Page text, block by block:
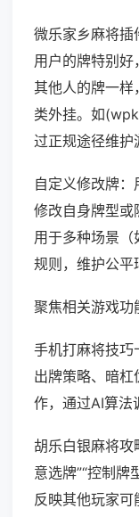
微乐家乡麻将插
用户的牌特别好
其他人的牌一样
类外挂。如
过正规途径维护
自定义修改牌：
修改自身牌型或
用于多种场景
规则，维护公平
聚焦相关游戏功
手机打麻将技巧
出牌策略、暗
作，通过AI算法
胡乐白银麻将攻
意选牌”“控制牌
反映其他玩家可